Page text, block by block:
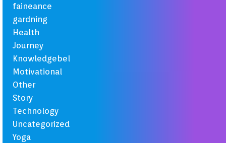
faineance
gardning
Health
Journey
Knowledgebel
Motivational
Other
Story
Technology
Uncategorized
Yoga